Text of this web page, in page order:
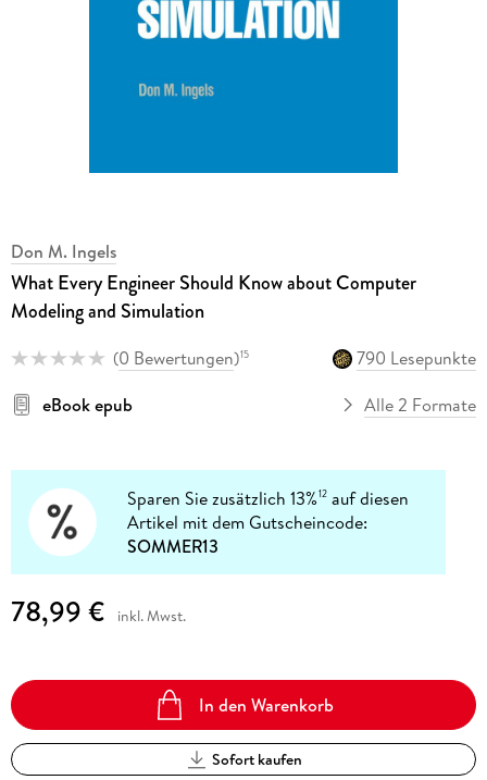
Don M. Ingels
What Every Engineer Should Know about Computer
Modeling and Simulation
(0 Bewertungen)15
790 Lesepunkte
eBook epub
Alle 2 Formate
Sparen Sie zusätzlich 13%12 auf diesen
Artikel mit dem Gutscheincode:
SOMMER13
78,99 € inkl. Mwst.
In den Warenkorb
Sofort kaufen